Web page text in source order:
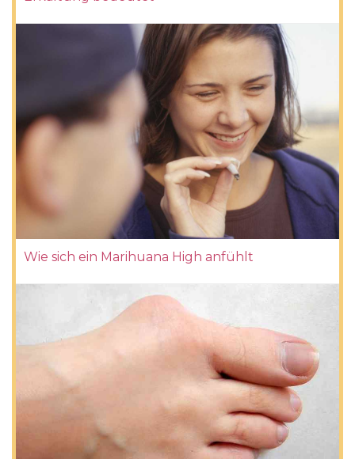
Wie sich ein Marihuana High anfühlt